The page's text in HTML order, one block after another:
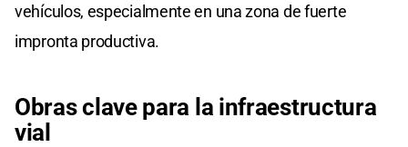
vehículos, especialmente en una zona de fuerte
impronta productiva.
Obras clave para la infraestructura
vial